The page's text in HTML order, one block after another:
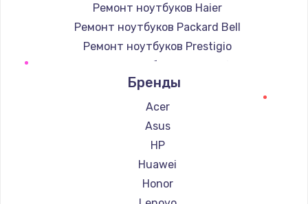
Ремонт ноутбуков Haier
Ремонт ноутбуков Packard Bell
Ремонт ноутбуков Prestigio
Ремонт ноутбуков Microsoft
Ремонт ноутбуков Alienware
Ремонт ноутбуков Aquarius
Ремонт ноутбуков Gigabyte
Ремонт ноутбуков Aorus
Ремонт ноутбуков Maibenben
Ремонт ноутбуков Getac
Ремонт ноутбуков Epson
Бренды
Acer
Asus
HP
Huawei
Honor